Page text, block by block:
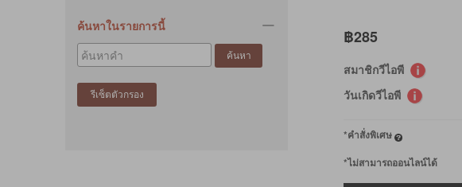
FOFOS (42)
FURRY GOOD TIME (6)
GAGER (1)
HARIO (2)
HUNTER (1)
ค้นหาในรายการนี้
฿285
สมาชิกวีไอพี
วันเกิดวีไอพี
*คำสั่งพิเศษ
*ไม่สามารถออนไลน์ได้